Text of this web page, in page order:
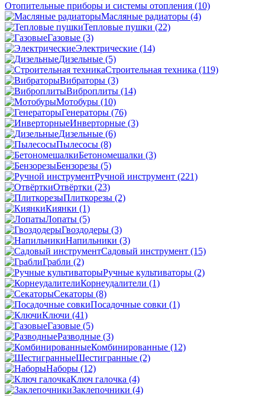
Отопительные приборы и системы отопления (10)
Масляные радиаторы (4)
Тепловые пушки (22)
Газовые (3)
Электрические (14)
Дизельные (5)
Строительная техника (119)
Вибраторы (3)
Виброплиты (14)
Мотобуры (10)
Генераторы (76)
Инверторные (3)
Дизельные (6)
Пылесосы (8)
Бетономешалки (3)
Бензорезы (5)
Ручной инструмент (221)
Отвёртки (23)
Плиткорезы (2)
Киянки (1)
Лопаты (5)
Гвоздодеры (3)
Напильники (3)
Садовый инструмент (15)
Грабли (2)
Ручные культиваторы (2)
Корнеудалители (1)
Секаторы (8)
Посадочные совки (1)
Ключи (41)
Газовые (5)
Разводные (3)
Комбинированные (12)
Шестигранные (2)
Наборы (12)
Ключ галочка (4)
Заклепочники (4)